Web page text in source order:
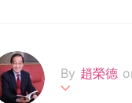
By 趙榮德